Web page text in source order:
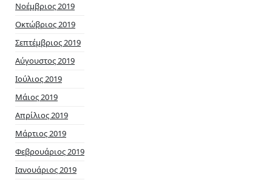
Νοέμβριος 2019
Οκτώβριος 2019
Σεπτέμβριος 2019
Αύγουστος 2019
Ιούλιος 2019
Μάιος 2019
Απρίλιος 2019
Μάρτιος 2019
Φεβρουάριος 2019
Ιανουάριος 2019